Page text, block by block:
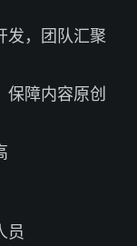
发，团队汇聚
保障内容原创
员